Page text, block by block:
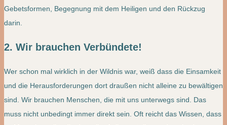
Gebetsformen, Begegnung mit dem Heiligen und den Rückzug
darin.
2. Wir brauchen Verbündete!
Wer schon mal wirklich in der Wildnis war, weiß dass die Einsamkeit
und die Herausforderungen dort draußen nicht alleine zu bewältigen
sind. Wir brauchen Menschen, die mit uns unterwegs sind. Das
muss nicht unbedingt immer direkt sein. Oft reicht das Wissen, dass